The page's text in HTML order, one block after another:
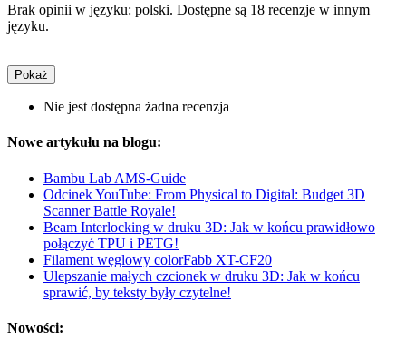
Brak opinii w języku: polski. Dostępne są 18 recenzje w innym
języku.
Pokaż
Nie jest dostępna żadna recenzja
Nowe artykułu na blogu:
Bambu Lab AMS-Guide
Odcinek YouTube: From Physical to Digital: Budget 3D
Scanner Battle Royale!
Beam Interlocking w druku 3D: Jak w końcu prawidłowo
połączyć TPU i PETG!
Filament węglowy colorFabb XT-CF20
Ulepszanie małych czcionek w druku 3D: Jak w końcu
sprawić, by teksty były czytelne!
Nowości: